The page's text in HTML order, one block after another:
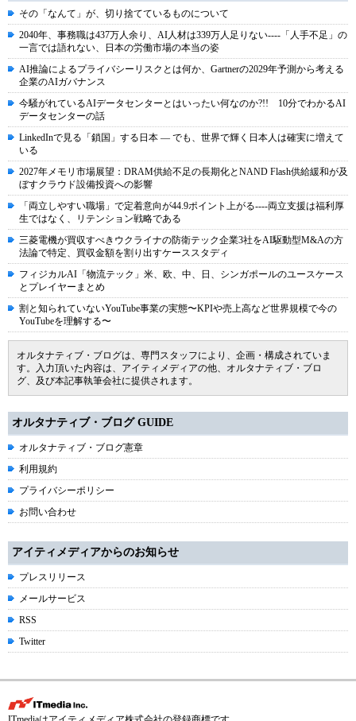
その「なんて」が、切り捨てているものについて
2040年、事務職は437万人余り、AI人材は339万人足りない----「人手不足」の
一言では語れない、日本の労働市場の本当の姿
AI推論によるプライバシーリスクとは何か、Gartnerの2029年予測から考える
企業のAIガバナンス
今騒がれているAIデータセンターとはいったい何なのか?!! 10分でわかるAI
データセンターの話
LinkedInで見る「鎖国」する日本 ― でも、世界で輝く日本人は確実に増えて
いる
2027年メモリ市場展望：DRAM供給不足の長期化とNAND Flash供給緩和が及
ぼすクラウド設備投資への影響
「両立しやすい職場」で定着意向が44.9ポイント上がる----両立支援は福利厚
生ではなく、リテンション戦略である
三菱電機が買収すべきウクライナの防衛テック企業3社をAI駆動型M&Aの方
法論で特定、買収金額を割り出すケーススタディ
フィジカルAI「物流テック」米、欧、中、日、シンガポールのユースケース
とプレイヤーまとめ
割と知られていないYouTube事業の実態〜KPIや売上高など世界規模で今の
YouTubeを理解する〜
オルタナティブ・ブログは、専門スタッフにより、企画・構成されていま
す。入力頂いた内容は、アイティメディアの他、オルタナティブ・ブロ
グ、及び本記事執筆会社に提供されます。
オルタナティブ・ブログ GUIDE
オルタナティブ・ブログ憲章
利用規約
プライバシーポリシー
お問い合わせ
アイティメディアからのお知らせ
プレスリリース
メールサービス
RSS
Twitter